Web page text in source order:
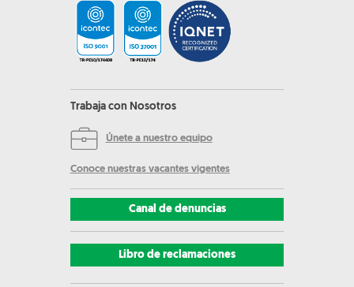
Trabaja con Nosotros
Únete a nuestro equipo
Conoce nuestras vacantes vigentes
Canal de denuncias
Libro de reclamaciones